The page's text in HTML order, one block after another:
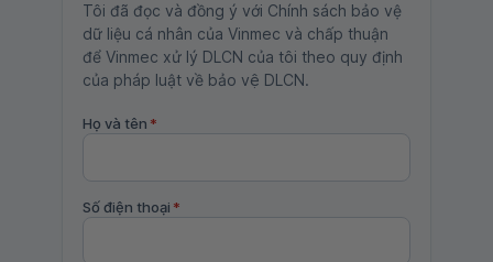
Tôi đã đọc và đồng ý với Chính sách bảo vệ
dữ liệu cá nhân của Vinmec và chấp thuận
để Vinmec xử lý DLCN của tôi theo quy định
của pháp luật về bảo vệ DLCN.
Họ và tên *
Số điện thoại *